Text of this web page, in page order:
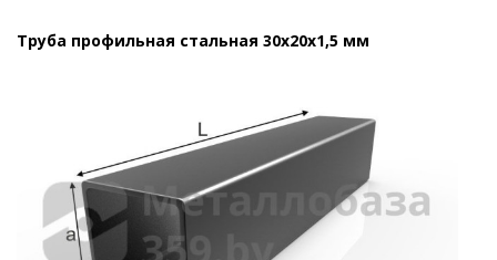
Труба профильная стальная 30х20х1,5 мм